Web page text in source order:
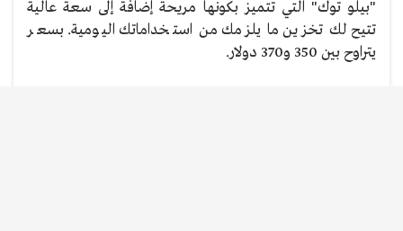
"بيلو توك" التي تتميز بكونها مريحة إضافة إلى سعة عالية
تتيح لك تخزين ما يلزمك من استخداماتك اليومية. بسعر
يتراوح بين 350 و370 دولار.